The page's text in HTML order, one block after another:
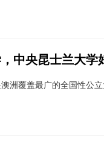
中央昆士兰大学
洲覆盖最广的全国性公